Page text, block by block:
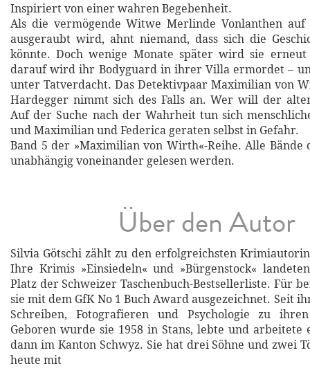
Inspiriert von einer wahren Begebenheit.
Als die vermögende Witwe Merlinde Vonlanthen
ausgeraubt wird, ahnt niemand, dass sich die
könnte. Doch wenige Monate später wird sie
darauf wird ihr Bodyguard in ihrer Villa ermordet –
unter Tatverdacht. Das Detektivpaar Maximilian von
Hardegger nimmt sich des Falls an. Wer will der
Auf der Suche nach der Wahrheit tun sich
und Maximilian und Federica geraten selbst in Gefahr.
Band 5 der »Maximilian von Wirth«-Reihe. Alle Bände
unabhängig voneinander gelesen werden.
Über den Autor
Silvia Götschi zählt zu den erfolgreichsten
Ihre Krimis »Einsiedeln« und »Bürgenstock«
Platz der Schweizer Taschenbuch-Bestsellerliste. Für
sie mit dem GfK No 1 Buch Award ausgezeichnet. Seit
Schreiben, Fotografieren und Psychologie zu
Geboren wurde sie 1958 in Stans, lebte und arbeitete
dann im Kanton Schwyz. Sie hat drei Söhne und zwei
heute mit